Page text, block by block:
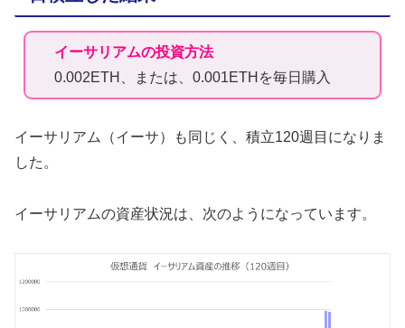
イーサリアムの投資方法
0.002ETH、または、0.001ETHを毎日購入
イーサリアム（イーサ）も同じく、積立120週目になりま
した。
イーサリアムの資産状況は、次のようになっています。